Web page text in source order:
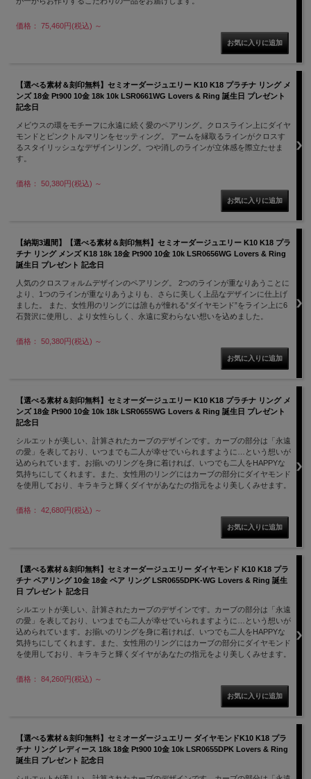
価格： 75,460円(税込) ～
【選べる素材＆刻印無料】セミオーダージュエリー K10 K18 プラチナ リング メ
ンズ 18金 Pt900 10金 18k 10k LSR0661WG Lovers & Ring 誕生日 プレゼント
記念日
メビウスの環をモチーフに永遠に続く愛のペアリング。クロスライン上にダイヤ
モンドとピンクトルマリンをセッティング。 アームを縁取るラインがクロスす
るスタイリッシュなデザインリング。つや消しのラインが立体感を際立たせま
す。
価格： 50,380円(税込) ～
【納期3週間】【選べる素材＆刻印無料】セミオーダージュエリー K10 K18 プラ
チナ リング メンズ K18 18k 18金 Pt900 10金 10k LSR0656WG Lovers & Ring
誕生日 プレゼント 記念日
人気のクロスフォルムデザインのペアリング。 2つのラインが重なりあうことに
より、1つのラインが重なりあうよりも、さらに美しく上品なデザインに仕上げ
ました。 また、女性用のリングには誰もが憧れる“ダイヤモンド”をライン上に6
石贅沢に使用し、より女性らしく、永遠に変わらない想いを込めました。
価格： 50,380円(税込) ～
【選べる素材＆刻印無料】セミオーダージュエリー K10 K18 プラチナ リング メ
ンズ 18金 Pt900 10金 10k 18k LSR0655WG Lovers & Ring 誕生日 プレゼント
記念日
シルエットが美しい、計算されたカーブのデザインです。カーブの部分は「永遠
の愛」を表しており、いつまでも二人が幸せでいられますように…という想いが
込められています。お揃いのリングを身に着ければ、いつでも二人をHAPPYな
気持ちにしてくれます。また、女性用のリングにはカーブの部分にダイヤモンド
を使用しており、キラキラと輝くダイヤがあなたの指元をより美しくみせます。
価格： 42,680円(税込) ～
【選べる素材＆刻印無料】セミオーダージュエリー ダイヤモンド K10 K18 プラ
チナ ペアリング 10金 18金 ペア リング LSR0655DPK-WG Lovers & Ring 誕生
日 プレゼント 記念日
シルエットが美しい、計算されたカーブのデザインです。カーブの部分は「永遠
の愛」を表しており、いつまでも二人が幸せでいられますように…という想いが
込められています。お揃いのリングを身に着ければ、いつでも二人をHAPPYな
気持ちにしてくれます。また、女性用のリングにはカーブの部分にダイヤモンド
を使用しており、キラキラと輝くダイヤがあなたの指元をより美しくみせます。
価格： 84,260円(税込) ～
【選べる素材＆刻印無料】セミオーダージュエリー ダイヤモンドK10 K18 プラ
チナ リング レディース 18k 18金 Pt900 10金 10k LSR0655DPK Lovers & Ring
誕生日 プレゼント 記念日